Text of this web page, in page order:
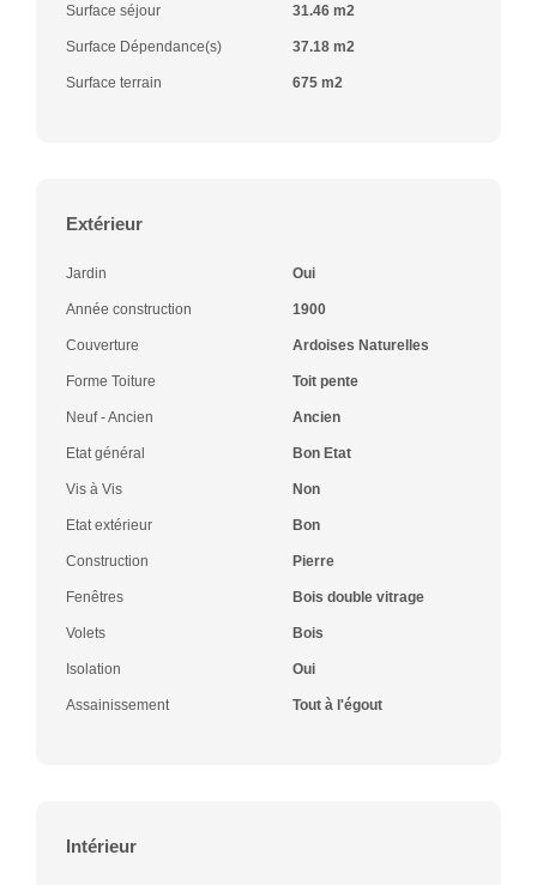
Surface séjour 31.46 m2
Surface Dépendance(s) 37.18 m2
Surface terrain 675 m2
Extérieur
Jardin Oui
Année construction 1900
Couverture Ardoises Naturelles
Forme Toiture Toit pente
Neuf - Ancien Ancien
Etat général Bon Etat
Vis à Vis Non
Etat extérieur Bon
Construction Pierre
Fenêtres Bois double vitrage
Volets Bois
Isolation Oui
Assainissement Tout à l'égout
Intérieur